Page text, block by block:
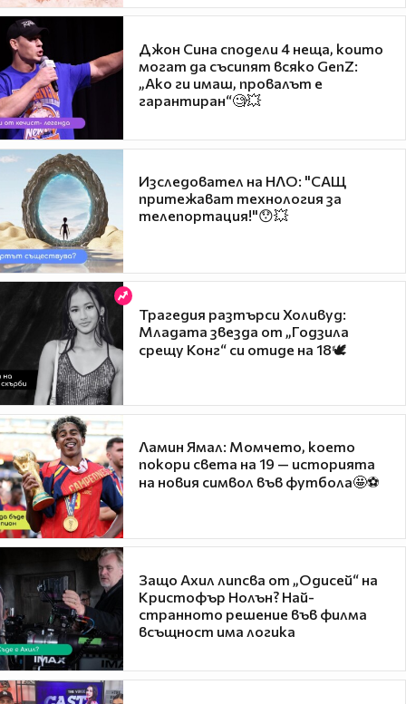
Джон Сина сподели 4 неща, които
могат да съсипят всяко GenZ:
„Ако ги имаш, провалът е
гарантиран“🧐💥
Изследовател на НЛО: "САЩ
притежават технология за
телепортация!"😯💥
Трагедия разтърси Холивуд:
Младата звезда от „Годзила
срещу Конг“ си отиде на 18🕊️
Ламин Ямал: Момчето, което
покори света на 19 — историята
на новия символ във футбола🤩⚽
Защо Ахил липсва от „Одисей“ на
Кристофър Нолън? Най-
странното решение във филма
всъщност има логика